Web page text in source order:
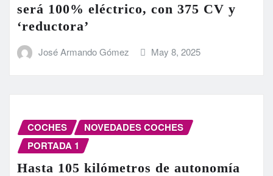
será 100% eléctrico, con 375 CV y
‘reductora’
José Armando Gómez May 8, 2025
COCHES
NOVEDADES COCHES
PORTADA 1
Hasta 105 kilómetros de autonomía